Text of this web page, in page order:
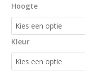
Hoogte
Kleur